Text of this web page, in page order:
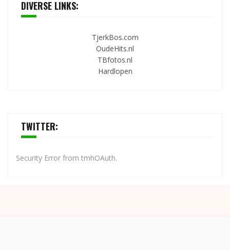
DIVERSE LINKS:
TjerkBos.com
OudeHits.nl
TBfotos.nl
Hardlopen
TWITTER:
Security Error from tmhOAuth.